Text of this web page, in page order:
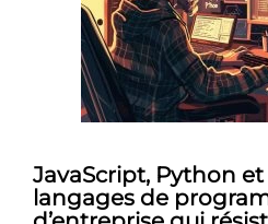
JavaScript, Python et
langages de